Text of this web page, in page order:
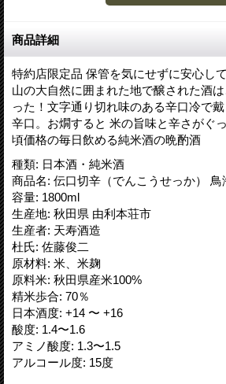
商品詳細
特約店限定品 保管を気にせずに安心し
山の大自然に囲まれた地で醸された酒
った！文字通り切れ味のある辛口冷で
辛口。お燗すると 米の旨味と辛さがぐ
頃価格の毎日飲める純米酒の晩酌酒
種類: 日本酒・純米酒
商品名: 伝口切辛（でんこうせっか） 鳥
容量: 1800ml
生産地: 秋田県 由利本荘市
生産者: 天寿酒造
杜氏: 佐藤俊二
原材料: 米、米麹
原料米: 秋田県産米100%
精米歩合: 70％
日本酒度: +14 〜 +16
酸度: 1.4〜1.6
アミノ酸度: 1.3〜1.5
アルコール度: 15度